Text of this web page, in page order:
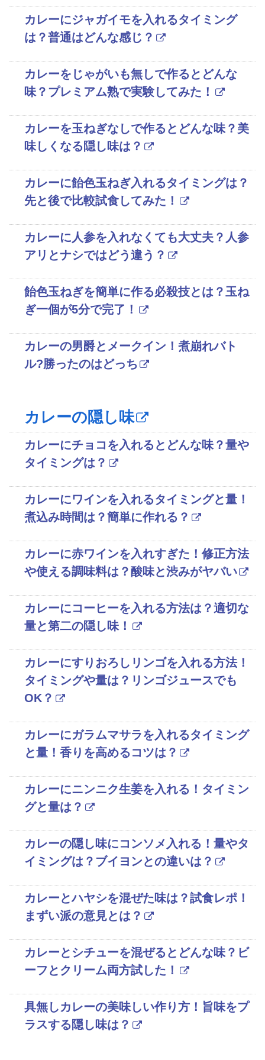
カレーにジャガイモを入れるタイミング
は？普通はどんな感じ？
カレーをじゃがいも無しで作るとどんな
味？プレミアム熟で実験してみた！
カレーを玉ねぎなしで作るとどんな味？美
味しくなる隠し味は？
カレーに飴色玉ねぎ入れるタイミングは？
先と後で比較試食してみた！
カレーに人参を入れなくても大丈夫？人参
アリとナシではどう違う？
飴色玉ねぎを簡単に作る必殺技とは？玉ね
ぎ一個が5分で完了！
カレーの男爵とメークイン！煮崩れバト
ル?勝ったのはどっち
カレーの隠し味
カレーにチョコを入れるとどんな味？量や
タイミングは？
カレーにワインを入れるタイミングと量！
煮込み時間は？簡単に作れる？
カレーに赤ワインを入れすぎた！修正方法
や使える調味料は？酸味と渋みがヤバい
カレーにコーヒーを入れる方法は？適切な
量と第二の隠し味！
カレーにすりおろしリンゴを入れる方法！
タイミングや量は？リンゴジュースでも
OK？
カレーにガラムマサラを入れるタイミング
と量！香りを高めるコツは？
カレーにニンニク生姜を入れる！タイミン
グと量は？
カレーの隠し味にコンソメ入れる！量やタ
イミングは？ブイヨンとの違いは？
カレーとハヤシを混ぜた味は？試食レポ！
まずい派の意見とは？
カレーとシチューを混ぜるとどんな味？ビ
ーフとクリーム両方試した！
具無しカレーの美味しい作り方！旨味をプ
ラスする隠し味は？